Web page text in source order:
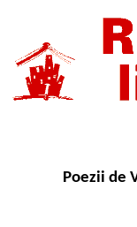
Poezii de